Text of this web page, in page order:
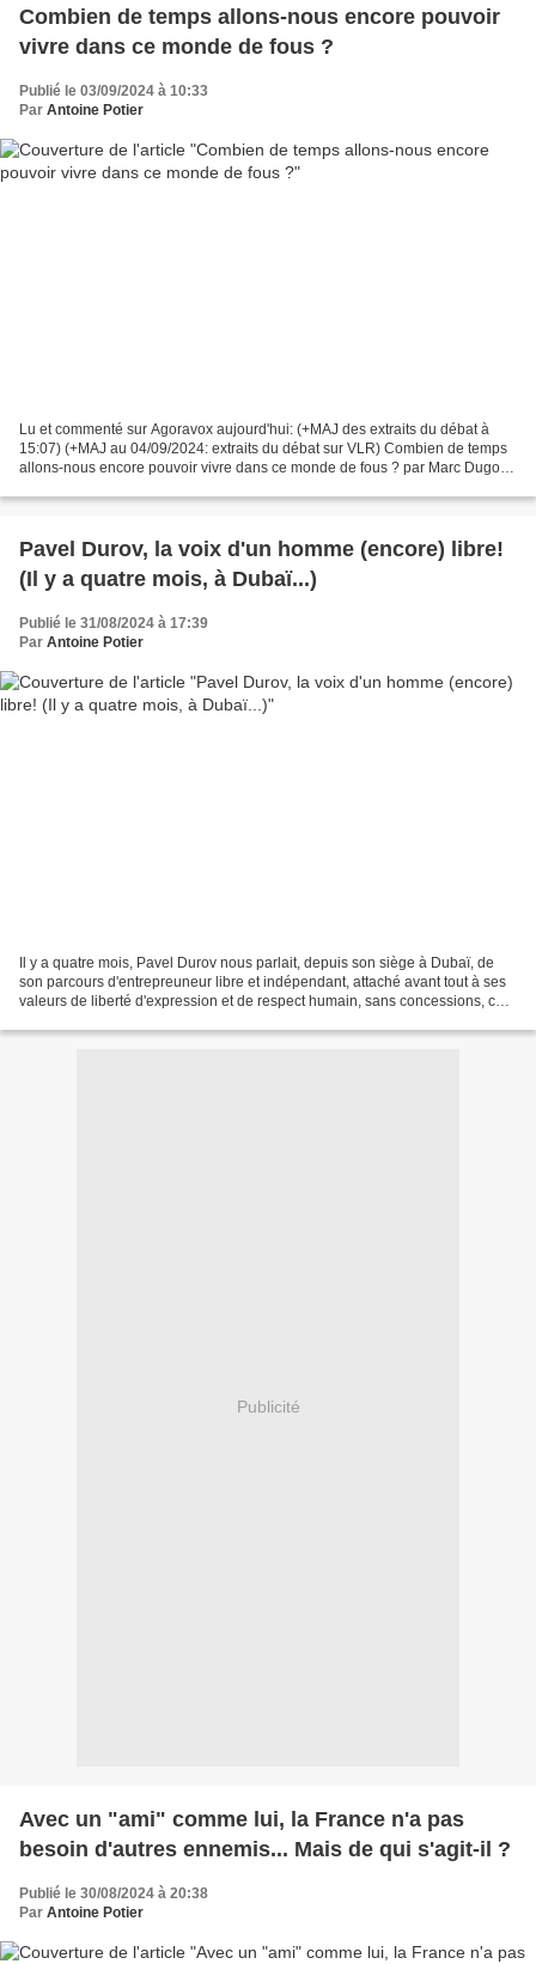
Combien de temps allons-nous encore pouvoir
vivre dans ce monde de fous ?
Publié le 03/09/2024 à 10:33
Par Antoine Potier
Lu et commenté sur Agoravox aujourd'hui: (+MAJ des extraits du débat à
15:07) (+MAJ au 04/09/2024: extraits du débat sur VLR) Combien de temps
allons-nous encore pouvoir vivre dans ce monde de fous ? par Marc Dugois
Pavel Durov, la voix d'un homme (encore) libre!
(Il y a quatre mois, à Dubaï...)
Publié le 31/08/2024 à 17:39
Par Antoine Potier
Il y a quatre mois, Pavel Durov nous parlait, depuis son siège à Dubaï, de
son parcours d'entrepreuneur libre et indépendant, attaché avant tout à ses
valeurs de liberté d'expression et de respect humain, sans concessions, ce
Publicité
Avec un "ami" comme lui, la France n'a pas
besoin d'autres ennemis... Mais de qui s'agit-il ?
Publié le 30/08/2024 à 20:38
Par Antoine Potier